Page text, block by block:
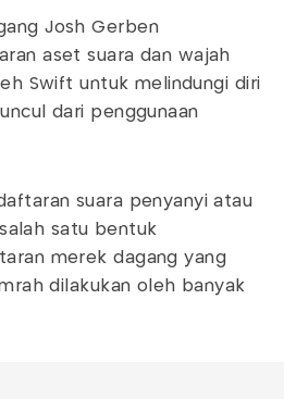
Josh Gerben
aset suara dan wajah
Swift untuk melindungi diri
dari penggunaan
suara penyanyi atau
satu bentuk
merek dagang yang
dilakukan oleh banyak